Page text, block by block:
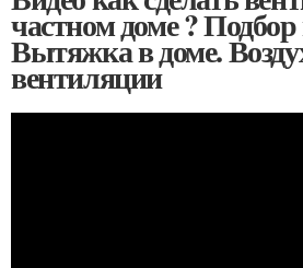
частном доме ? Подбор
Вытяжка в доме.
вентиляции